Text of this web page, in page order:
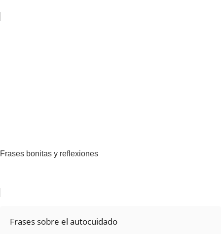
Frases bonitas y reflexiones
Frases sobre el autocuidado